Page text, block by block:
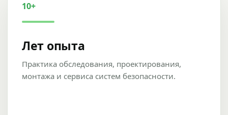
10+
Лет опыта
Практика обследования, проектирования,
монтажа и сервиса систем безопасности.